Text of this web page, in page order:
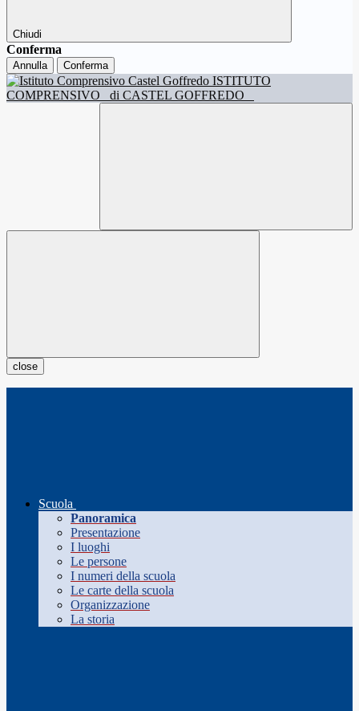
Chiudi
Conferma
Annulla Conferma
ISTITUTO
COMPRENSIVO
di CASTEL GOFFREDO
close
Scuola
Panoramica
Presentazione
I luoghi
Le persone
I numeri della scuola
Le carte della scuola
Organizzazione
La storia